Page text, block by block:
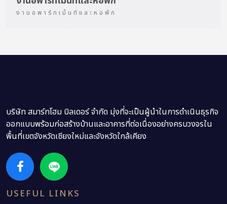
งานอพาร์ทเม้นท์และหอพัก
บริษัท สมาร์ทโฮม บิลเดอร์ จำกัด มุ่งที่จะเป็นผู้นำในการดำเนินธุรกิจ
ออกแบบพร้อมก่อสร้างบ้านและอาคารที่ต่อเนื่องอย่างครบวงจรใน
พื้นที่เขตจังหวัดเชียงใหม่และจังหวัดใกล้เคียง
USEFUL LINKS